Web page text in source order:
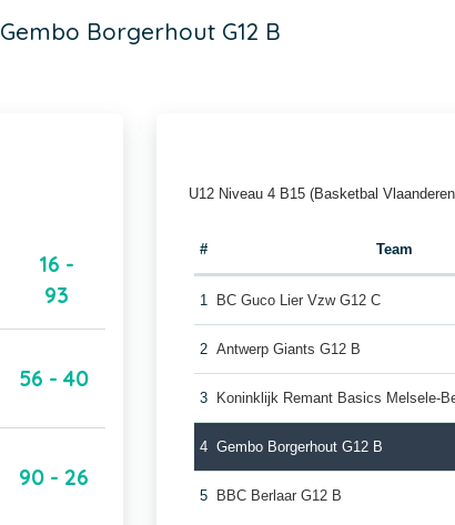
Gembo Borgerhout G12 B
16 -
93
56 - 40
90 - 26
U12 Niveau 4 B15 (Basketbal
# Team
1 BC Guco Lier Vzw G12 C
2 Antwerp Giants G12 B
3 Koninklijk Remant Basics Melsele-
4 Gembo Borgerhout G12 B
5 BBC Berlaar G12 B